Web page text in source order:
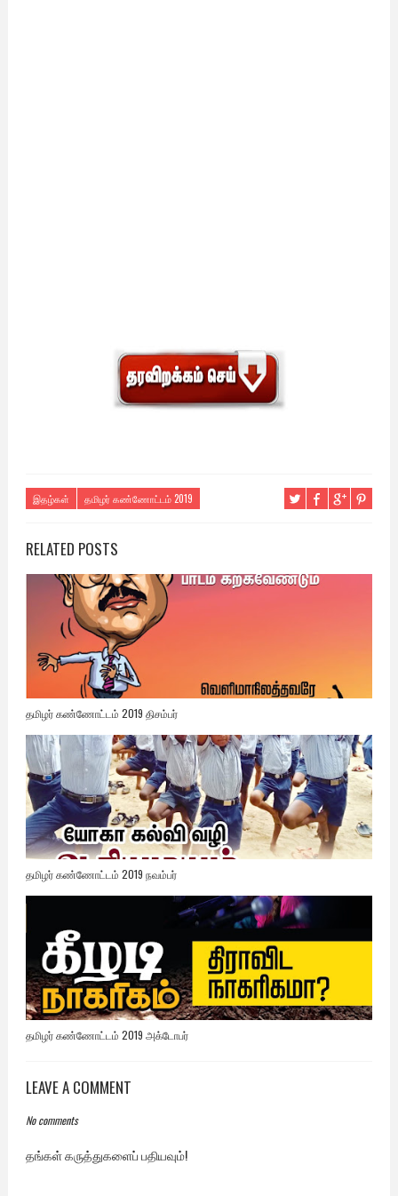
இதழ்கள் தமிழர் கண்ணோட்டம் 2019
RELATED POSTS
தமிழர் கண்ணோட்டம் 2019 திசம்பர்
தமிழர் கண்ணோட்டம் 2019 நவம்பர்
தமிழர் கண்ணோட்டம் 2019 அக்டோபர்
LEAVE A COMMENT
No comments
தங்கள் கருத்துகளைப் பதியவும்!